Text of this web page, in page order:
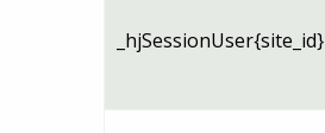
_hjSessionUser{site_id}